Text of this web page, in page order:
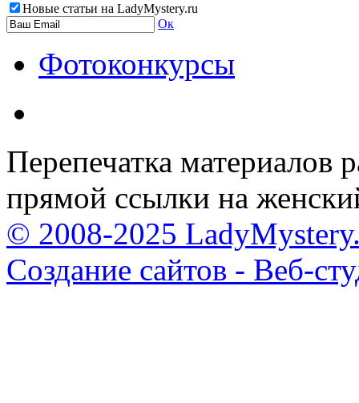
Новые статьи на LadyMystery.ru
Ок
Фотоконкурсы
Перепечатка материалов
прямой ссылки на
© 2008-2025
Создание сайтов - Веб-